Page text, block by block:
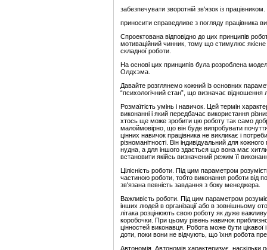
забезпечувати зворотній зв'язок із працівником.
приносити справедливе з погляду працівника
Спроектована відповідно до цих принципів
мотиваційний чинник, тому що стимулює
складної роботи.
На основі цих принципів була розроблена
Олдхэма.
Давайте розглянемо кожний із основних
“психологічний стан”, що визначає відношення
Розмаїтість умінь і навичок. Цей термін
виконанні і який передбачає використання
хтось ще може зробити цю роботу так само
малоймовірно, що він буде випробувати
цінних навичок працівника не викликає і
різноманітності. Він індивідуальний для
нудна, а для іншого здається що вона має
встановити якійсь визначений режим її
Цілісність роботи. Під цим параметром
частиною роботи, тобто виконання роботи від
зв'язана певність завдання з боку менеджера.
Важливість роботи. Під цим параметром
інших людей в організації або в зовнішньому
літака розцінюють свою роботу як дуже
коробочки. При цьому рівень навичок
цінностей виконавця. Робота може бути
доти, поки вони не відчують, що їхня робота
Автономія. Автономія характеризує, наскільки